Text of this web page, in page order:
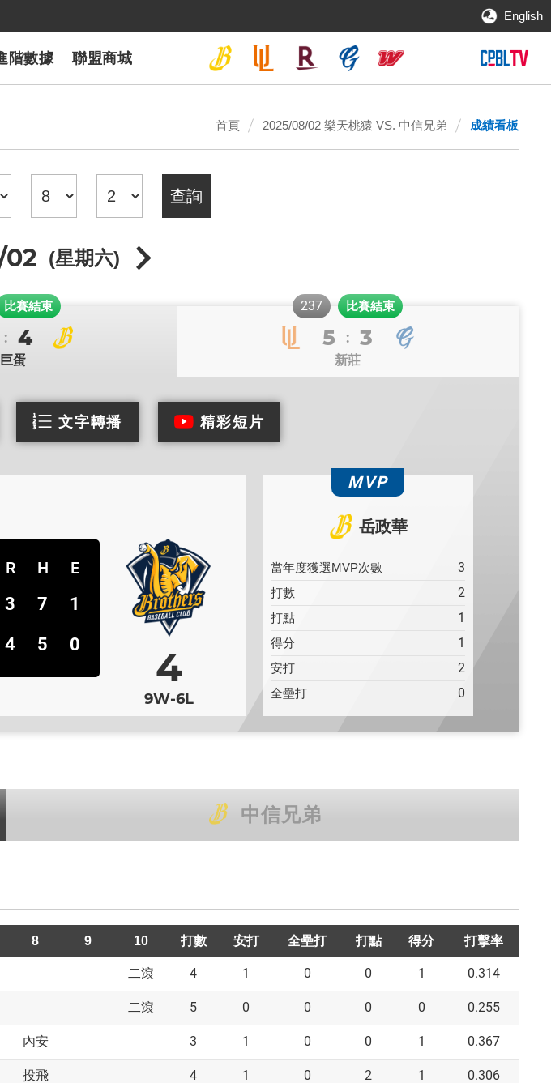
English
階數據 聯盟商城
首頁 2025/08/02 樂天桃猿 VS. 中信兄弟 成績看板
(星期六)
比賽結束
: 4
蛋
237 比賽結束
5 : 3
新莊
文字轉播 精彩短片
10
0
1
R H E
3 7
1
4
5 0 4
9W-6L
MVP
岳政華
當年度獲選MVP次數 3
打數 2
打點 1
得分 1
安打 2
全壘打 0
中信兄弟
8 9 10 打數 安打 全壘打 打點 得分 打擊率
二滾 4 1 0 0 1 0.314
二滾 5 0 0 0 0 0.255
內安 3 1 0 0 1 0.367
投飛 4 1 0 2 1 0.306